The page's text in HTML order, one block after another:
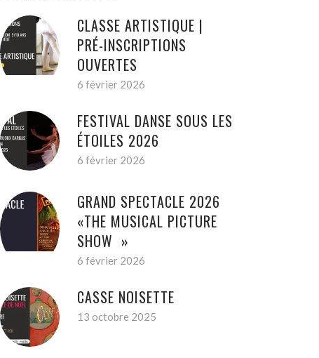
CLASSE ARTISTIQUE |
PRÉ-INSCRIPTIONS
OUVERTES
6 février 2026
FESTIVAL DANSE SOUS LES
ÉTOILES 2026
6 février 2026
GRAND SPECTACLE 2026
«THE MUSICAL PICTURE
SHOW »
6 février 2026
CASSE NOISETTE
13 octobre 2025